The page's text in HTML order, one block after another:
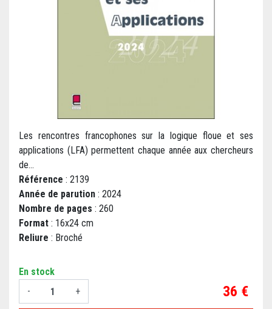
Les rencontres francophones sur la logique floue et ses
applications (LFA) permettent chaque année aux chercheurs
de...
Référence : 2139
Année de parution : 2024
Nombre de pages : 260
Format : 16x24 cm
Reliure : Broché
En stock
-
+ Prix
36 €